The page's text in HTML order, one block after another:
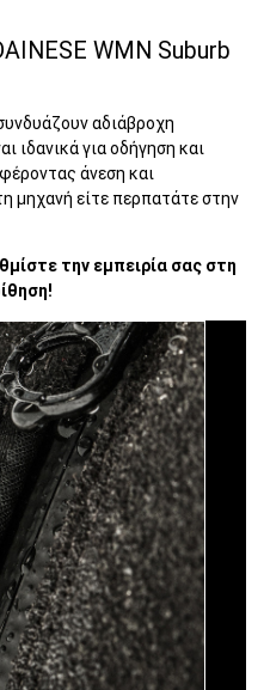
WMN Suburb
αδιάβροχη
ιδανικά για οδήγηση και
άνεση και
μηχανή είτε περπατάτε στην
την εμπειρία σας στη